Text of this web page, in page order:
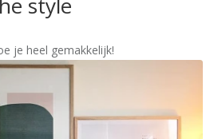
je heel gemakkelijk!